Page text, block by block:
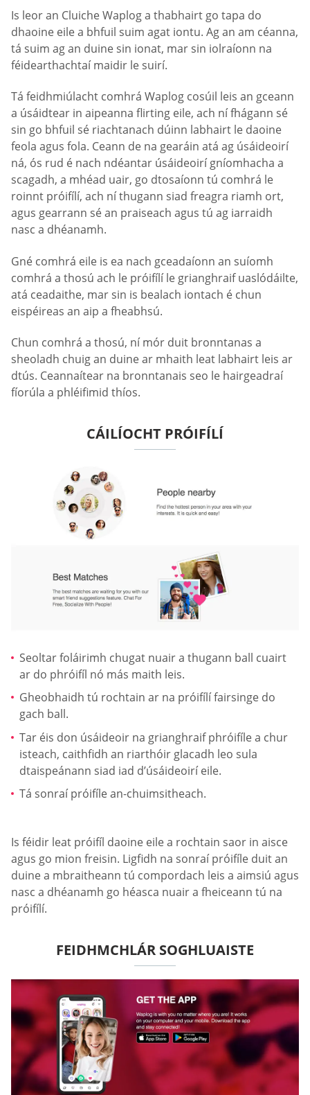
Is leor an Cluiche Waplog a thabhairt go tapa do
dhaoine eile a bhfuil suim agat iontu. Ag an am céanna,
tá suim ag an duine sin ionat, mar sin iolraíonn na
féidearthachtaí maidir le suirí.
Tá feidhmiúlacht comhrá Waplog cosúil leis an gceann
a úsáidtear in aipeanna flirting eile, ach ní fhágann sé
sin go bhfuil sé riachtanach dúinn labhairt le daoine
feola agus fola. Ceann de na gearáin atá ag úsáideoirí
ná, ós rud é nach ndéantar úsáideoirí gníomhacha a
scagadh, a mhéad uair, go dtosaíonn tú comhrá le
roinnt próifílí, ach ní thugann siad freagra riamh ort,
agus gearrann sé an praiseach agus tú ag iarraidh
nasc a dhéanamh.
Gné comhrá eile is ea nach gceadaíonn an suíomh
comhrá a thosú ach le próifílí le grianghraif uaslódáilte,
atá ceadaithe, mar sin is bealach iontach é chun
eispéireas an aip a fheabhsú.
Chun comhrá a thosú, ní mór duit bronntanas a
sheoladh chuig an duine ar mhaith leat labhairt leis ar
dtús. Ceannaítear na bronntanais seo le hairgeadraí
fíorúla a phléifimid thíos.
CÁILÍOCHT PRÓIFÍLÍ
Seoltar foláirimh chugat nuair a thugann ball cuairt
ar do phróifíl nó más maith leis.
Gheobhaidh tú rochtain ar na próifílí fairsinge do
gach ball.
Tar éis don úsáideoir na grianghraif phróifíle a chur
isteach, caithfidh an riarthóir glacadh leo sula
dtaispeánann siad iad d’úsáideoirí eile.
Tá sonraí próifíle an-chuimsitheach.
Is féidir leat próifíl daoine eile a rochtain saor in aisce
agus go mion freisin. Ligfidh na sonraí próifíle duit an
duine a mbraitheann tú compordach leis a aimsiú agus
nasc a dhéanamh go héasca nuair a fheiceann tú na
próifílí.
FEIDHMCHLÁR SOGHLUAISTE